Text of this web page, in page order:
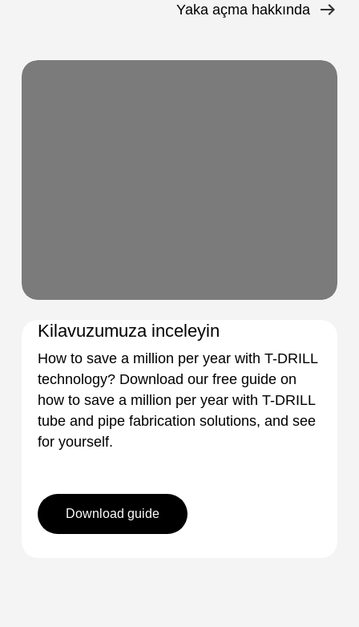
Yaka açma hakkında
Kilavuzumuza inceleyin
How to save a million per year with T-DRILL
technology? Download our free guide on
how to save a million per year with T-DRILL
tube and pipe fabrication solutions, and see
for yourself.
Download guide